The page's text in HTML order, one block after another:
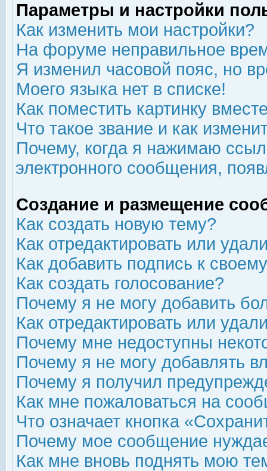
Параметры и настройки
Как изменить мои настройки?
На форуме неправильное
Я изменил часовой пояс, но
Моего языка нет в списке!
Как поместить картинку
Что такое звание и как
Почему, когда я нажимаю
электронного сообщения,
Создание и размещение
Как создать новую тему?
Как отредактировать или
Как добавить подпись к
Как создать голосование?
Почему я не могу добавить
Как отредактировать или
Почему мне недоступны
Почему я не могу добавлять
Почему я получил
Как мне пожаловаться на
Что означает кнопка
Почему мое сообщение
Как мне вновь поднять мою